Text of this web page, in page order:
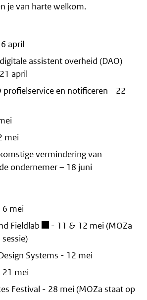
je van harte welkom.
april
assistent overheid (DAO)
april
profielservice en notificeren - 22
mei
vermindering van
ondernemer – 18 juni
6 mei
Fieldlab
- 11 & 12 mei (MOZa
Systems - 12 mei
21 mei
Festival - 28 mei (MOZa staat op